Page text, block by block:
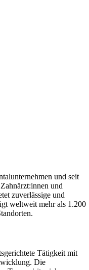
und seit
und
zuverlässige und
weltweit mehr als 1.200
Tätigkeit mit
Die